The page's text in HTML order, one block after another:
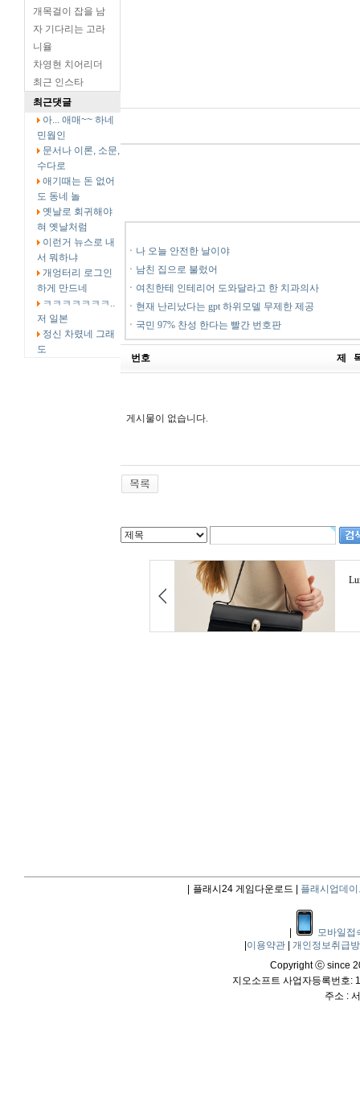
개목걸이 잡을 남
자 기다리는 고라
니율
차영현 치어리더
최근 인스타
최근댓글
아... 애매~~ 하네
민웝인
문서나 이론, 소문,
수다로
애기때는 돈 없어
도 동네 놀
옛날로 회귀해야
혀 옛날처럼
이런거 뉴스로 내
서 뭐하냐
개엉터리 로그인
하게 만드네
ㅋㅋㅋㅋㅋㅋㅋ..
저 일본
정신 차렸네 그래
도
ㆍ 나 오늘 안전한 날이야
ㆍ 남친 집으로 불렀어
ㆍ 여친한테 인테리어 도와달라고 한 치과의사
ㆍ 현재 난리났다는 gpt 하위모델 무제한 제공
ㆍ 국민 97% 찬성 한다는 빨간 번호판
번호 제
게시물이 없습니다.
플래시24 게임다운로드 | 플래시업데이
모바일접
이용약관
개인정보취급
Copyright ⓒ since
지오소프트 사업자등록번호:
주소 :